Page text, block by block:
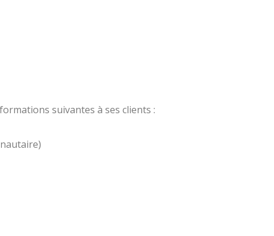
suivantes à ses clients :